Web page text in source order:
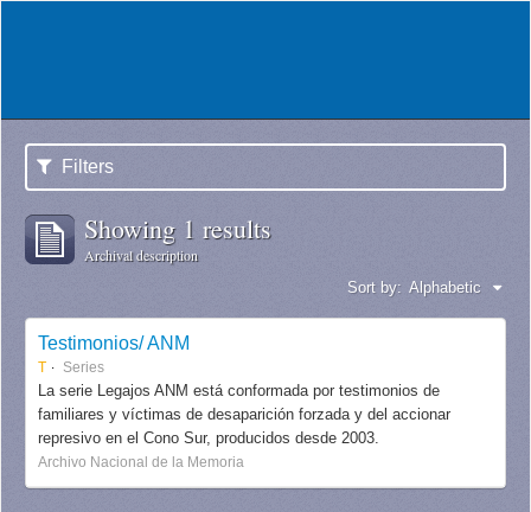
Filters
Showing 1 results
Archival description
Sort by: Alphabetic
Testimonios/ ANM
T Series
La serie Legajos ANM está conformada por testimonios de
familiares y víctimas de desaparición forzada y del accionar
represivo en el Cono Sur, producidos desde 2003.
Archivo Nacional de la Memoria